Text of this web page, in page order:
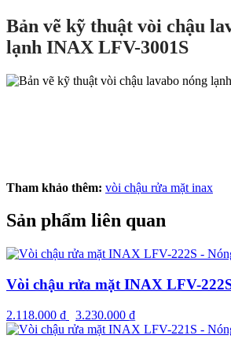
Bản vẽ kỹ thuật vòi chậu
lạnh INAX LFV-3001S
Tham khảo thêm: vòi chậu rửa mặt inax
Sản phẩm liên quan
Vòi chậu rửa mặt INAX LFV-
2.118.000 ₫ 3.230.000 ₫